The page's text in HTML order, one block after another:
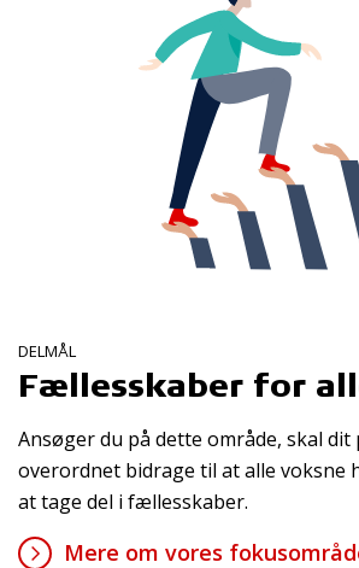
DELMÅL
Fællesskaber for
Ansøger du på dette område, skal
overordnet bidrage til at alle voksne
at tage del i fællesskaber.
Mere om vores